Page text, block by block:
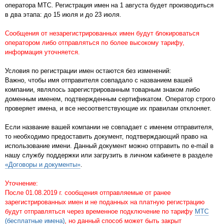
оператора МТС. Регистрация имен на 1 августа будет производиться
в два этапа: до 15 июля и до 23 июля.
Сообщения от незарегистрированных имен будут блокироваться
оператором либо отправляться по более высокому тарифу,
информация уточняется.
Условия по регистрации имен остаются без изменений:
Важно, чтобы имя отправителя совпадало с названием вашей
компании, являлось зарегистрированным товарным знаком либо
доменным именем, подтвержденным сертификатом. Оператор строго
проверяет имена, и все несоответствующие их правилам отклоняет.
Если название вашей компании не совпадает с именем отправителя,
то необходимо предоставить документ, подтверждающий право на
использование имени. Данный документ можно отправить по e-mail в
нашу службу поддержки или загрузить в личном кабинете в разделе
«Договоры и документы».
Уточнение:
После 01.08.2019 г. сообщения отправляемые от ранее
зарегистрированных имен и не поданных на платную регистрацию
будут отправляться через временное подключение по тарифу МТС
(бесплатные имена), но данный способ может быть закрыт